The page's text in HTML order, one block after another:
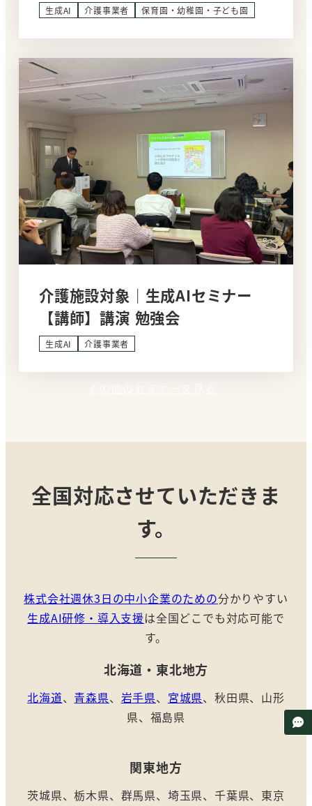
生成AI 介護事業者 保育園・幼稚園・子ども園
介護施設対象｜生成AIセミナー
【講師】講演 勉強会
生成AI 介護事業者
全国対応させていただきま
す。
株式会社週休3日の中小企業のための分かりやすい
生成AI研修・導入支援は全国どこでも対応可能で
す。
北海道・東北地方
北海道、 青森県、 岩手県、 宮城県、秋田県、山形
県、福島県
関東地方
茨城県、栃木県、群馬県、埼玉県、千葉県、東京